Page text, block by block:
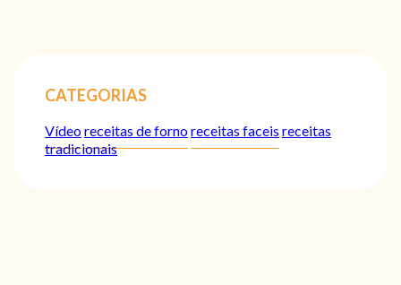
CATEGORIAS
Vídeoreceitas de fornoreceitas faceis receitas
tradicionais